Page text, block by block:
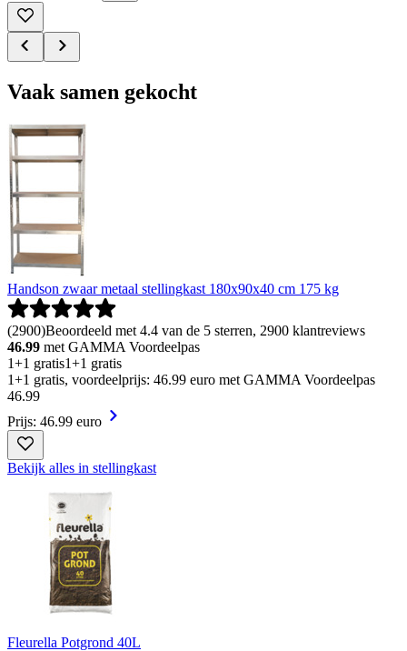
Vaak samen gekocht
Handson zwaar metaal stellingkast 180x90x40 cm 175 kg
(2900)Beoordeeld met 4.4 van de 5 sterren, 2900 klantreviews
46.99 met GAMMA Voordeelpas
1+1 gratis1+1 gratis
1+1 gratis, voordeelprijs: 46.99 euro met GAMMA Voordeelpas
46.99
Prijs: 46.99 euro
Bekijk alles in stellingkast
Fleurella Potgrond 40L